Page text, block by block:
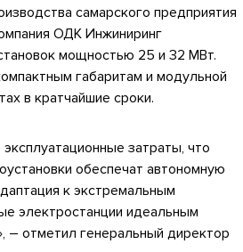
самарского предприятия
ОДК Инжиниринг
мощностью 25 и 32 МВт.
габаритам и модульной
в кратчайшие сроки.
затраты, что
обеспечат автономную
к экстремальным
электростанции идеальным
отметил генеральный директор